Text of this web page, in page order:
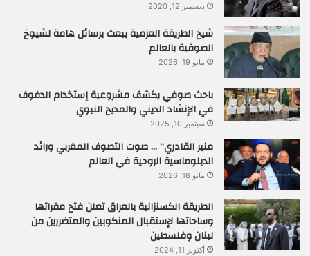
ديسمبر 12, 2020
شيخ الطريقة العزمية يبعث برسائل هامة لشيوخ
الصوفية بالعالم
مايو 19, 2026
باحث صوفي يكشف مشروعية إستخدام الدفوف
في الإنشاد الديني والمديح النبوي
سبتمبر 10, 2025
منير القادري” … صوت التصوف المغربي ورائد
الدبلوماسية الروحية في العالم
مايو 18, 2026
الطريقة الكسنزانية بالعراق تعلن فتح مقراتها
وساحاتها لإستقبال المنكوبين والمتضررين من
لبنان وفلسطين
أكتوبر 11, 2024